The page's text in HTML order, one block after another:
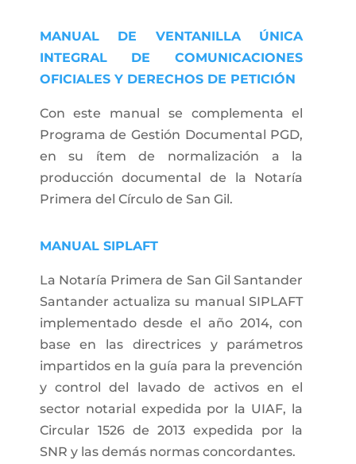
MANUAL DE VENTANILLA ÚNICA
INTEGRAL DE COMUNICACIONES
OFICIALES Y DERECHOS DE PETICIÓN
Con este manual se complementa el
Programa de Gestión Documental PGD,
en su ítem de normalización a la
producción documental de la Notaría
Primera del Círculo de San Gil.
MANUAL SIPLAFT
La Notaría Primera de San Gil Santander
Santander actualiza su manual SIPLAFT
implementado desde el año 2014, con
base en las directrices y parámetros
impartidos en la guía para la prevención
y control del lavado de activos en el
sector notarial expedida por la UIAF, la
Circular 1526 de 2013 expedida por la
SNR y las demás normas concordantes.